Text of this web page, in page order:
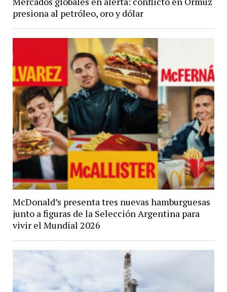
presiona al petróleo, oro y dólar
McDonald’s presenta tres nuevas hamburguesas
junto a figuras de la Selección Argentina para
vivir el Mundial 2026